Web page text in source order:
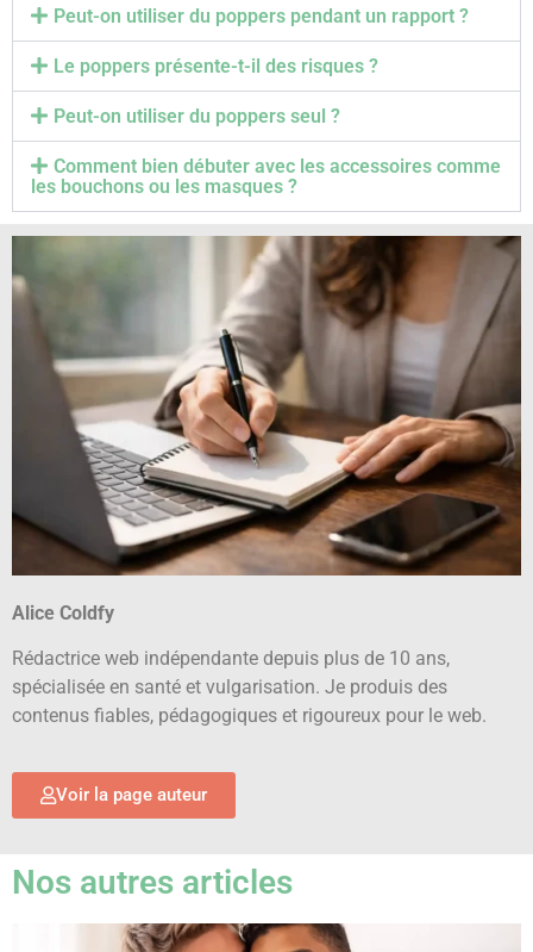
Peut-on utiliser du poppers pendant un rapport ?
Le poppers présente-t-il des risques ?
Peut-on utiliser du poppers seul ?
Comment bien débuter avec les accessoires comme
les bouchons ou les masques ?
Alice Coldfy
Rédactrice web indépendante depuis plus de 10 ans,
spécialisée en santé et vulgarisation. Je produis des
contenus fiables, pédagogiques et rigoureux pour le web.
Voir la page auteur
Nos autres articles